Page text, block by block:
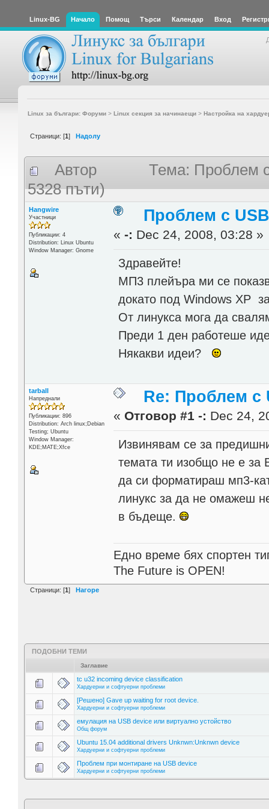
Linux-BG Начало Помощ Търси Календар Вход
Linux за българи: Форуми> Linux секция за начинаещи> Настройка на
Страници: [1] Надолу
Автор
Тема: Проблем
5328 пъти)
Hangwire
Участници
Публикации: 4
Distribution: Linux Ubuntu
Window Manager: Gnome
Проблем с
«-: Dec 24, 2008, 03:28 »
Здравейте!
МП3 плейъра ми се
докато под Windows XP
От линукса мога да
Преди 1 ден работеше
Някакви идеи?
tarball
Напреднали
Публикации: 896
Distribution: Arch linux;Debian
Testing; Ubuntu
Window Manager:
KDE;MATE;Xfce
Re: Проблем с
« Отговор #1 -: Dec 24,
Извинявам се за
темата ти изобщо не е за
да си форматираш мп3-
линукс за да не омажеш
в бъдеще.
Едно време бях спортен
The Future is OPEN!
Страници: [1] Нагоре
ПОДОБНИ ТЕМИ
Заглавие
tc u32 incoming device classification
Хардуерни и софтуерни проблеми
[Решено] Gave up waiting for root device.
Хардуерни и софтуерни проблеми
емулация на USB device или виртуално устойство
Общ форум
Ubuntu 15.04 additional drivers Unknwn:Unknwn device
Хардуерни и софтуерни проблеми
Проблем при монтиране на USB device
Хардуерни и софтуерни проблеми